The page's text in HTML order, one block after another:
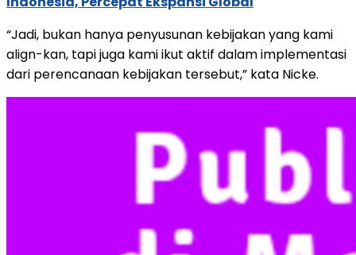
“Jadi, bukan hanya penyusunan kebijakan yang kami
align-kan, tapi juga kami ikut aktif dalam implementasi
dari perencanaan kebijakan tersebut,” kata Nicke.